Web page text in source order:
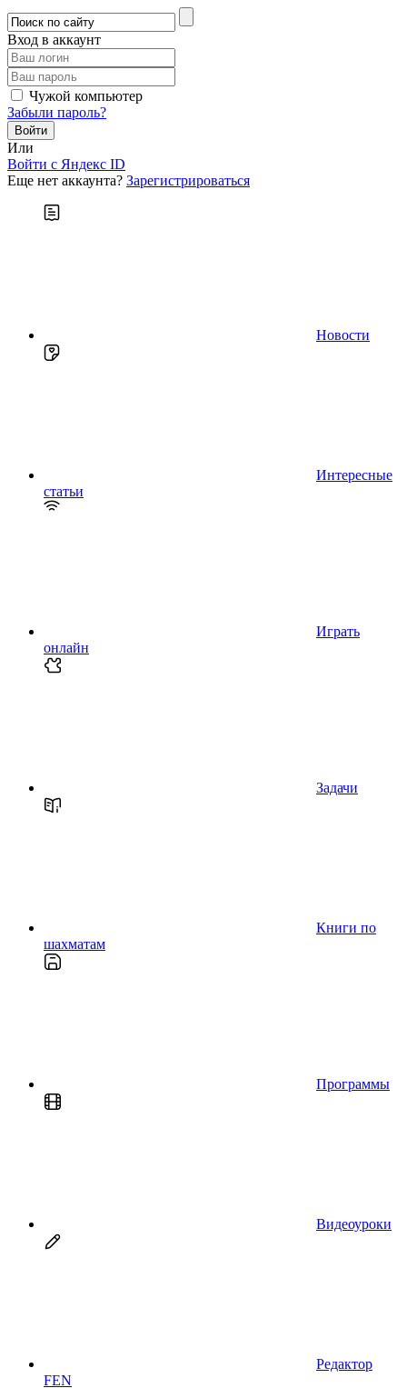
Вход в аккаунт
Чужой компьютер
Забыли пароль?
Или
Войти c Яндекс ID
Еще нет аккаунта? Зарегистрироваться
Новости
Интересные
статьи
Играть
онлайн
Задачи
Книги по
шахматам
Программы
Видеоуроки
Редактор
FEN